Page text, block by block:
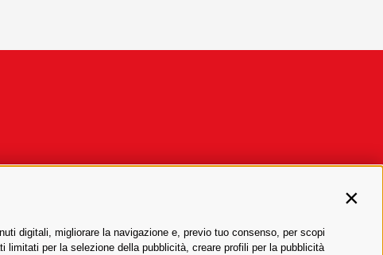
digitali, migliorare la navigazione e, previo tuo consenso, per scopi
per la selezione della pubblicità, creare profili per la pubblicità